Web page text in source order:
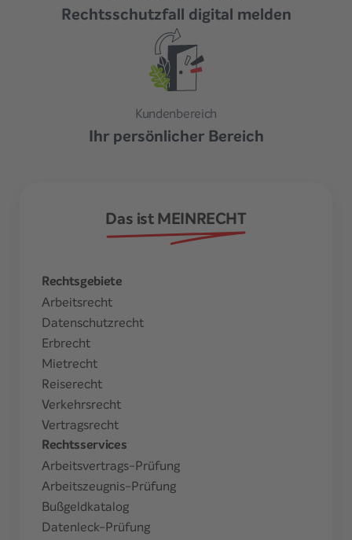
Rechtsschutzfall digital melden
Kundenbereich
Ihr persönlicher Bereich
Das ist MEINRECHT
Rechtsgebiete
Arbeitsrecht
Datenschutzrecht
Erbrecht
Mietrecht
Reiserecht
Verkehrsrecht
Vertragsrecht
Rechtsservices
Arbeitsvertrags-Prüfung
Arbeitszeugnis-Prüfung
Bußgeldkatalog
Datenleck-Prüfung